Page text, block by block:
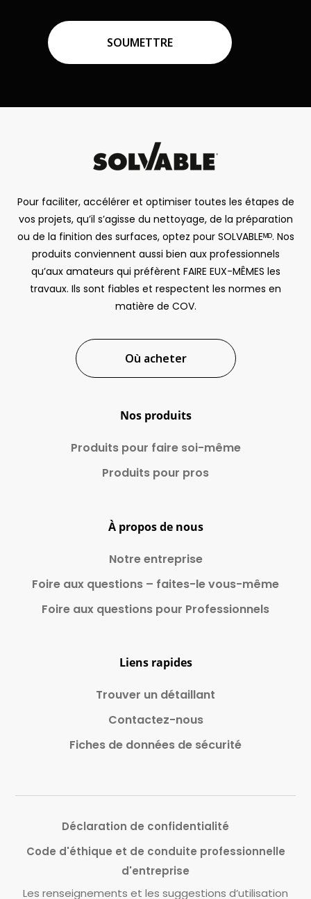
Pour faciliter, accélérer et optimiser toutes les étapes de
vos projets, qu’il s’agisse du nettoyage, de la préparation
ou de la finition des surfaces, optez pour SOLVABLEᴹᴰ. Nos
produits conviennent aussi bien aux professionnels
qu’aux amateurs qui préfèrent FAIRE EUX-MÊMES les
travaux. Ils sont fiables et respectent les normes en
matière de COV.
Où acheter
Nos produits
Produits pour faire soi-même
Produits pour pros
À propos de nous
Notre entreprise
Foire aux questions – faites-le vous-même
Foire aux questions pour Professionnels
Liens rapides
Trouver un détaillant
Contactez-nous
Fiches de données de sécurité
Déclaration de confidentialité
Code d'éthique et de conduite professionnelle
d'entreprise
Les renseignements et les suggestions d’utilisation